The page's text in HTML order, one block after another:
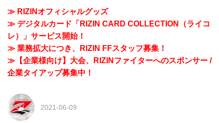
≫ RIZINオフィシャルグッズ
≫ デジタルカード「RIZIN CARD COLLECTION（ライコ
レ）」サービス開始！
≫ 業務拡大につき、RIZIN FFスタッフ募集！
≫【企業様向け】大会、RIZINファイターへのスポンサー /
企業タイアップ募集中！
2021-06-09